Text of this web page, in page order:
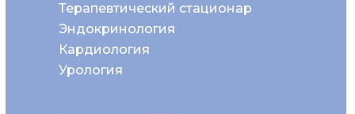
Эндокринология
Терапевтический стационар
Кардиология
Урология